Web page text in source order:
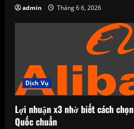
admin Tháng 6 6, 2026
Dịch Vụ
Lợi nhuận x3 nhờ biết cách
Quốc chuẩn